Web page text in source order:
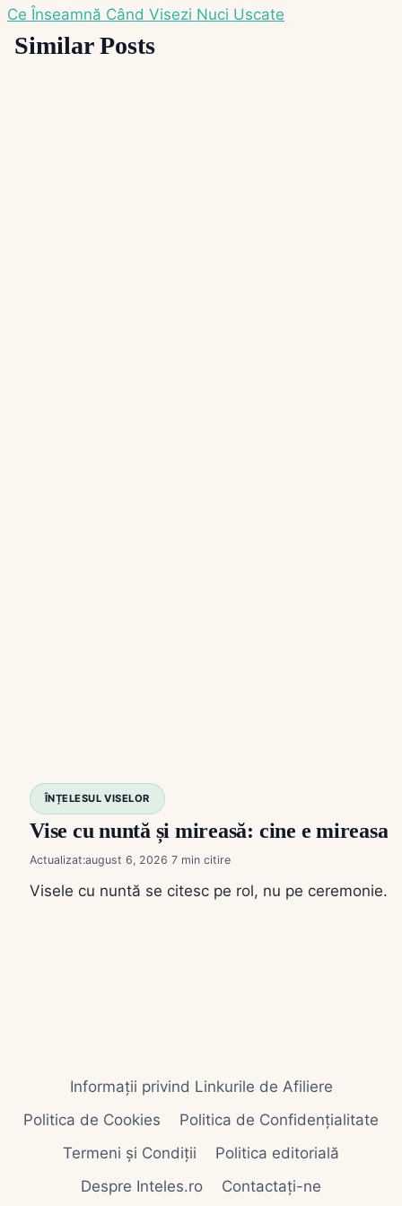
articole
Ce Înseamnă Când Visezi Nuci Uscate
Similar Posts
ÎNȚELESUL VISELOR
Vise cu nuntă și mireasă: cine e mireasa,
Actualizat:august 6, 2026 7
Visele cu nuntă se citesc pe rol, nu pe
Informații privind Linkurile de Afiliere
Politica de Cookies
Politica de Confidențialitate
Termeni și Condiții
Politica editorială
Despre Inteles.ro
Contactați-ne